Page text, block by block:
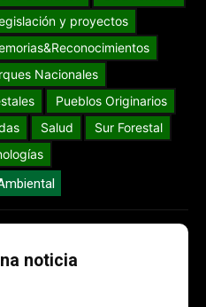
y proyectos
Nacionales
Pueblos Originarios
Salud
Sur Forestal
noticia